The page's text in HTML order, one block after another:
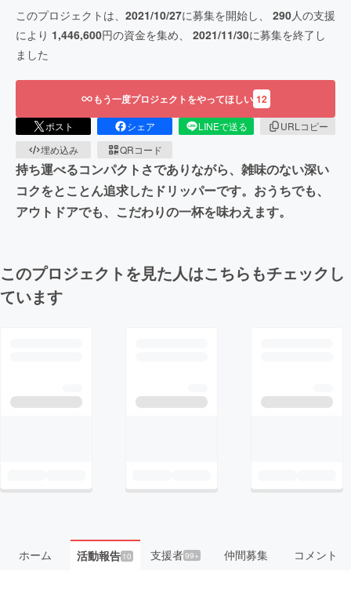
このプロジェクトは、 2021/10/27に募集を開始し、 290人の支援
により 1,446,600円の資金を集め、 2021/11/30に募集を終了し
ました
もう一度プロジェクトをやってほしい 12
ポスト シェア LINEで送る
URLコピー
埋め込み
QRコード
持ち運べるコンパクトさでありながら、雑味のない深い
コクをとことん追求したドリッパーです。おうちでも、
アウトドアでも、こだわりの一杯を味わえます。
このプロジェクトを見た人はこちらもチェックし
ています
ホーム 活動報告10 支援者99+ 仲間募集 コメント